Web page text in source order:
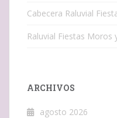
Cabecera Raluvial
Raluvial Fiestas Moros
ARCHIVOS
agosto 2026